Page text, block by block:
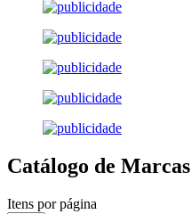
Catálogo de Marcas
Itens por página